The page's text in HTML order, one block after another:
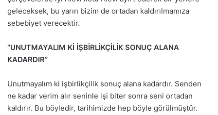
geleceksek, bu yarın bizim de ortadan kaldırılmamıza
sebebiyet verecektir.
“UNUTMAYALIM Kİ İŞBİRLİKÇİLİK SONUÇ ALANA
KADARDIR”
Unutmayalım ki işbirlikçilik sonuç alana kadardır. Senden
ne kadar verim alır seninle işi biter sonra seni ortadan
kaldırır. Bu böyledir, tarihimizde hep böyle görülmüştür.